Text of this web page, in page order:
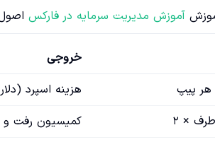
آموزش مدیریت سرمایه در فارکس
خروجی
هر پیپ
هزینه اسپرد
× ۲
کمیسیون رفت و